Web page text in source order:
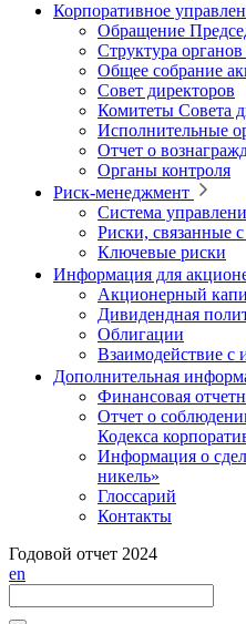
Корпоративное
Обращение
Структура
Общее собрание
Совет директоров
Комитеты Совета
Исполнительные
Отчет о
Органы контроля
Риск-менеджмент
Система
Риски, связанные
Ключевые риски
Информация для
Акционерный
Дивидендная
Облигации
Взаимодействие с
Дополнительная
Финансовая
Отчет о
Кодекса
Информация о
никель»
Глоссарий
Контакты
Годовой отчет 2024
en